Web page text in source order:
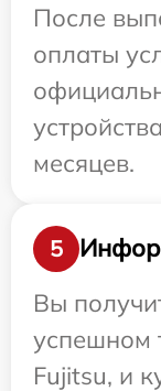
После
оплаты
месяцев.
5
Вы
успешном
Fujitsu, и